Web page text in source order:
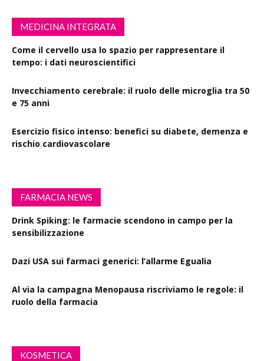
MEDICINA INTEGRATA
Come il cervello usa lo spazio per rappresentare il
tempo: i dati neuroscientifici
Invecchiamento cerebrale: il ruolo delle microglia tra 50
e 75 anni
Esercizio fisico intenso: benefici su diabete, demenza e
rischio cardiovascolare
FARMACIA NEWS
Drink Spiking: le farmacie scendono in campo per la
sensibilizzazione
Dazi USA sui farmaci generici: l’allarme Egualia
Al via la campagna Menopausa riscriviamo le regole: il
ruolo della farmacia
KOSMETICA